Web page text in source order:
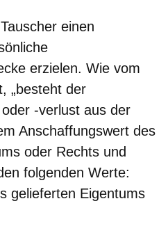
einen
erzielen. Wie vom
„besteht der
-verlust aus der
Anschaffungswert des
oder Rechts und
folgenden Werte:
gelieferten Eigentums